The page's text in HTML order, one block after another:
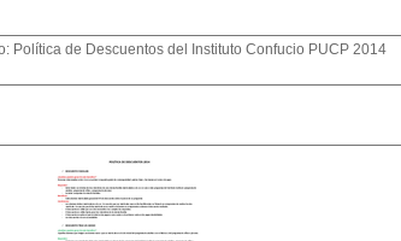
Política de Descuentos del Instituto Confucio PUCP 2014